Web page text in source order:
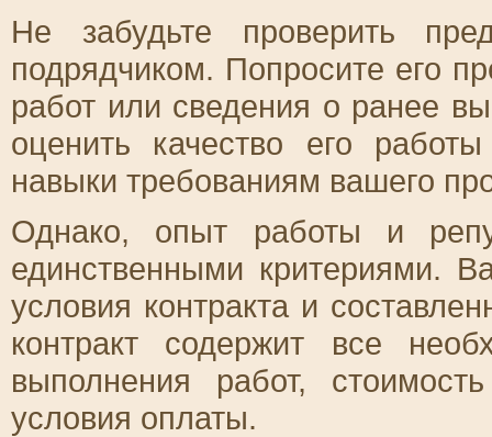
Не забудьте проверить
подрядчиком. Попросите его
работ или сведения о ранее
оценить качество его
навыки требованиям вашего
Однако, опыт работы и
единственными критериями.
условия контракта и
контракт содержит все
выполнения работ,
условия оплаты.